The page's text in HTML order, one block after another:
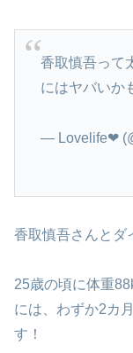
香取慎吾って
にはヤバいか
— Lovelife❤
香取慎吾さんと
25歳の頃に体重
には、わずか2カ
す！